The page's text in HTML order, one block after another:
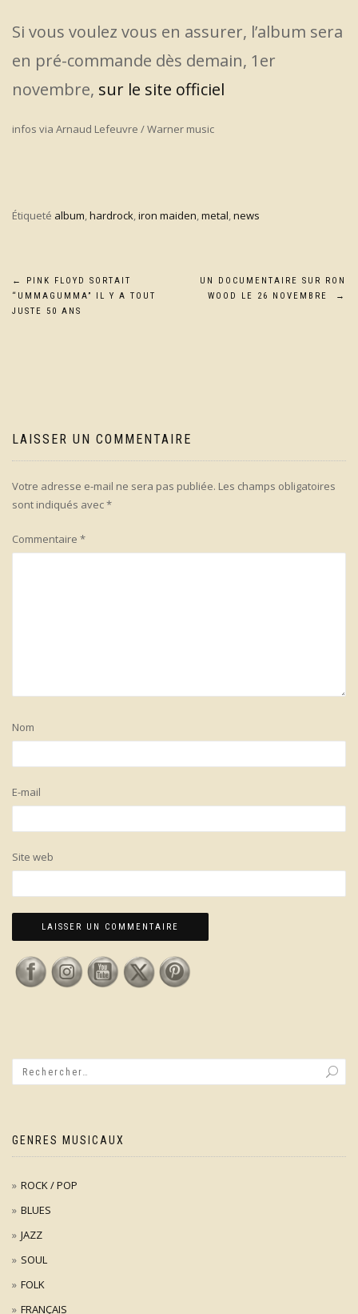
Si vous voulez vous en assurer, l’album sera
en pré-commande dès demain, 1er
novembre, sur le site officiel
infos via Arnaud Lefeuvre / Warner music
Étiqueté album,hardrock,iron maiden,metal,news
Navigation
de
←
PINK FLOYD SORTAIT
“UMMAGUMMA” IL Y A TOUT
JUSTE 50 ANS
UN DOCUMENTAIRE SUR RON
WOOD LE 26 NOVEMBRE
→
LAISSER UN COMMENTAIRE
Votre adresse e-mail ne sera pas publiée. Les champs obligatoires
sont indiqués avec*
Commentaire *
Nom
E-mail
Site web
GENRES MUSICAUX
ROCK / POP
BLUES
JAZZ
SOUL
FOLK
FRANÇAIS